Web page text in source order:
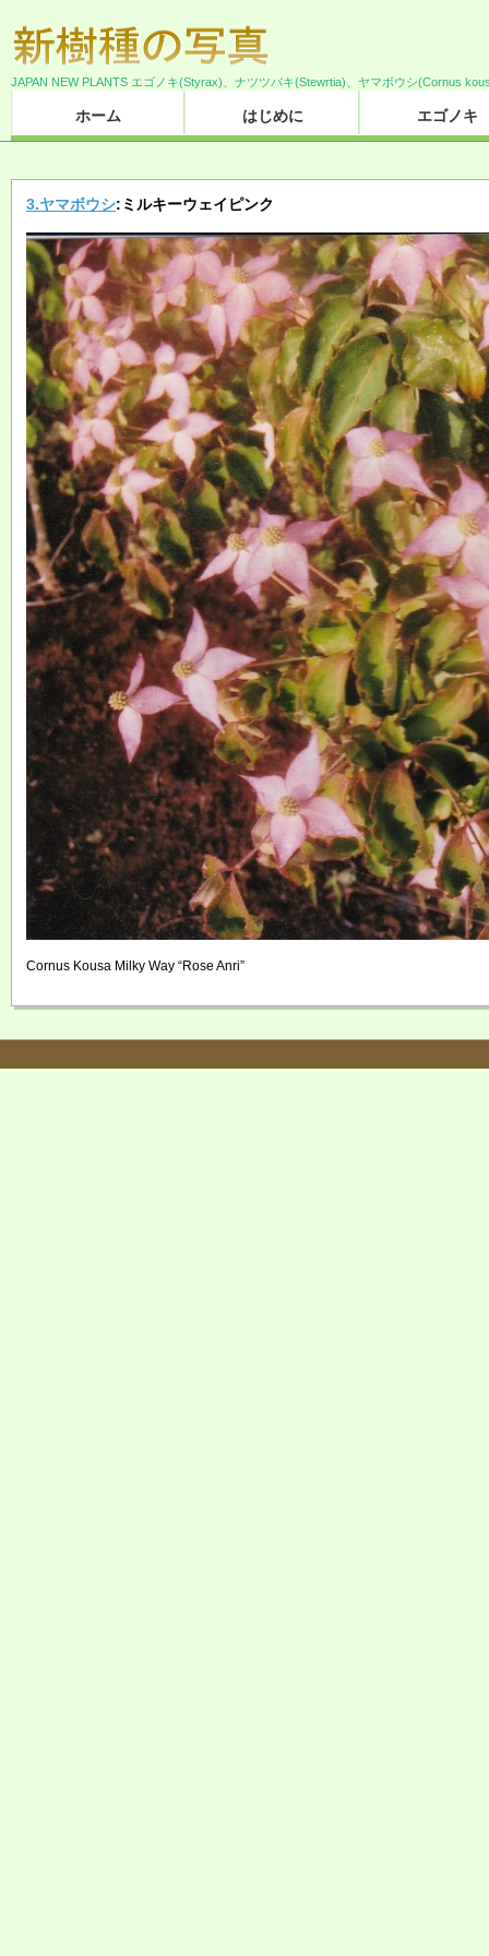
JAPAN NEW PLANTS エゴノキ(Styrax)、ナツツバキ(Stewrtia)、ヤマボウシ(Cornus
ホーム はじめに エゴノキ
3.ヤマボウシ:ミルキーウェイピンク
Cornus Kousa Milky Way “Rose Anri”